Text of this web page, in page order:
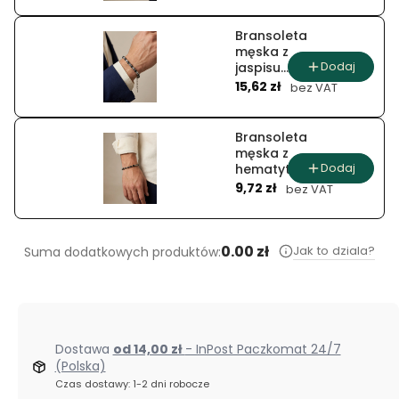
Bransoleta
męska z
jaspisu
szarego i
Cena
15,62 zł bez VAT
Dodaj
Bransoleta
męska z
hematytu i
złotej kulki
Cena
9,72 zł bez VAT
Dodaj
Suma dodatkowych produktów:0.00 zł Jak to dziala?
Dostawa od 14,00 zł - InPost Paczkomat 24/7
(Polska)
Czas dostawy: 1-2 dni robocze